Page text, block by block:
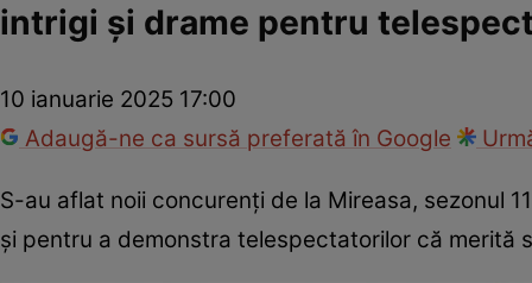
intrigi și drame pentru
10 ianuarie 2025 17:00
Adaugă-ne ca sursă preferată în Google
S-au aflat noii concurenți de la Mireasa, sezonul
și pentru a demonstra telespectatorilor că merită